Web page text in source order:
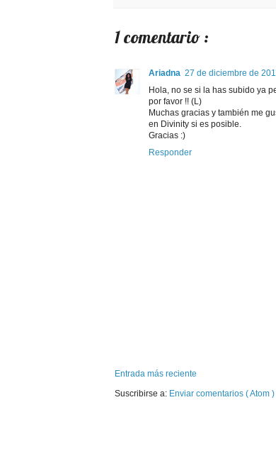
1 comentario :
Ariadna 27 de diciembre de
Hola, no se si la has subido ya
por favor !! (L)
Muchas gracias y también me
en Divinity si es posible.
Gracias :)
Responder
Entrada más reciente
Suscribirse a: Enviar comentarios ( Atom )